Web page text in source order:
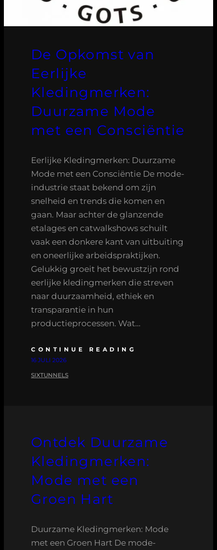
De Opkomst van
Eerlijke
Kledingmerken:
Duurzame Mode
met een Consciëntie
Eerlijke Kledingmerken: Duurzame
Mode met een Consciëntie De mode-
industrie staat bekend om zijn
snelheid en trends die komen en
gaan. Maar achter de glanzende
etalages en catwalkshows schuilt
vaak een donkere kant van uitbuiting
en oneerlijke arbeidspraktijken.
Gelukkig groeit het bewustzijn rond
eerlijke kledingmerken die streven
naar duurzaamheid, ethiek en
transparantie in hun
productieprocessen. Wat…
CONTINUE READING
16 JULI 2026
SIXTUNNELS
Ontdek Duurzame
Kledingmerken:
Mode met een
Groen Hart
Duurzame Kledingmerken: Mode
met een Groen Hart De mode-